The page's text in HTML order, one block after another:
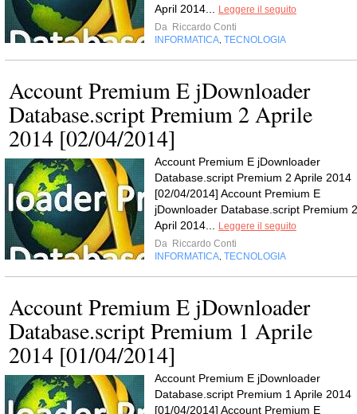
April 2014...
Leggere il seguito
Da Riccardo Conti
INFORMATICA TECNOLOGIA
Account Premium E jDownloader
Database.script Premium 2 Aprile
2014 [02/04/2014]
Account Premium E jDownloader
Database.script Premium 2 Aprile 2014
[02/04/2014] Account Premium E
jDownloader Database.script Premium 2
April 2014...
Leggere il seguito
Da Riccardo Conti
INFORMATICA TECNOLOGIA
Account Premium E jDownloader
Database.script Premium 1 Aprile
2014 [01/04/2014]
Account Premium E jDownloader
Database.script Premium 1 Aprile 2014
[01/04/2014] Account Premium E